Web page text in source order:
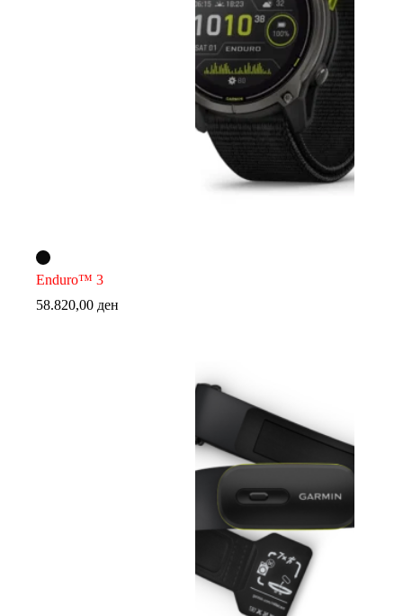
Enduro™ 3
58.820,00 ден